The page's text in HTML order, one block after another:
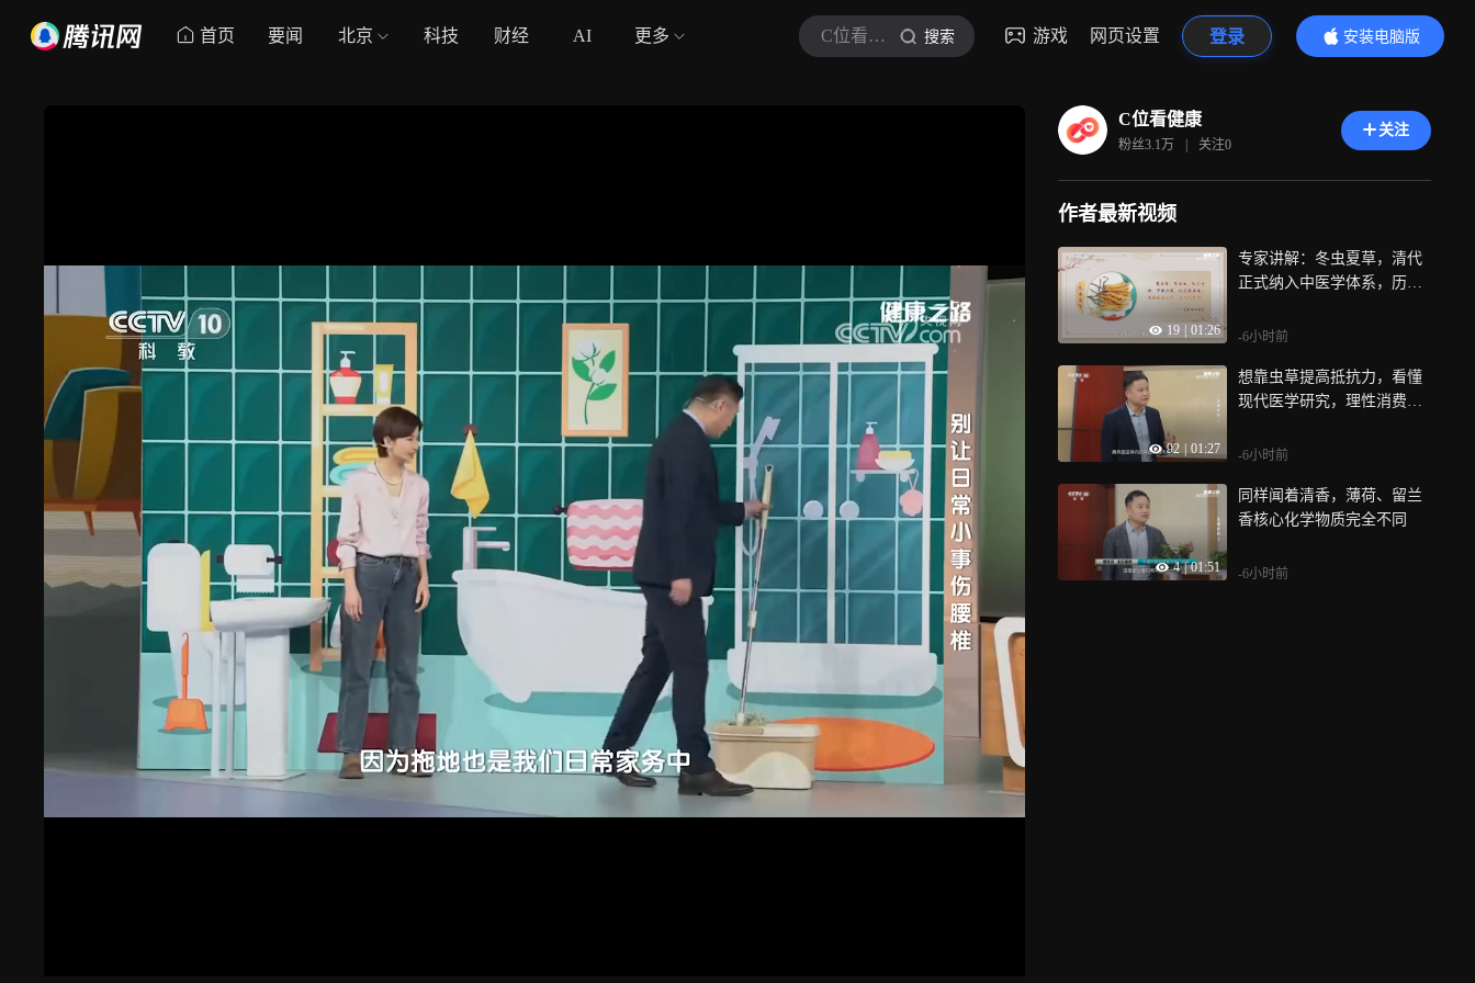
首页 要闻 北京 科技 财经 AI 更多 C位看健康 搜索 游戏 网页设置 登录
安装电脑版
内容更精彩
C位看健康
粉丝3.1万 | 关注0
关注
作者最新视频
19 01:26
专家讲解：冬虫夏草，清代
正式纳入中医学体系，历史
-6小时前
92 01:27
想靠虫草提高抵抗力，看懂
现代医学研究，理性消费不
-6小时前
4 | 01:51
同样闻着清香，薄荷、留兰
香核心化学物质完全不同
-6小时前